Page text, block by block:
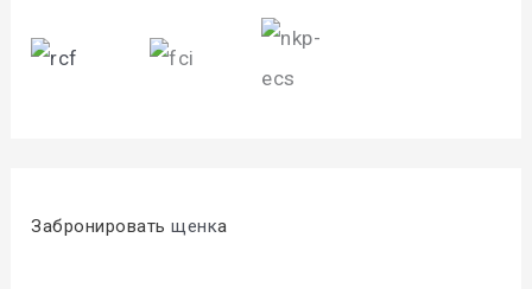
Забронироватьщенка